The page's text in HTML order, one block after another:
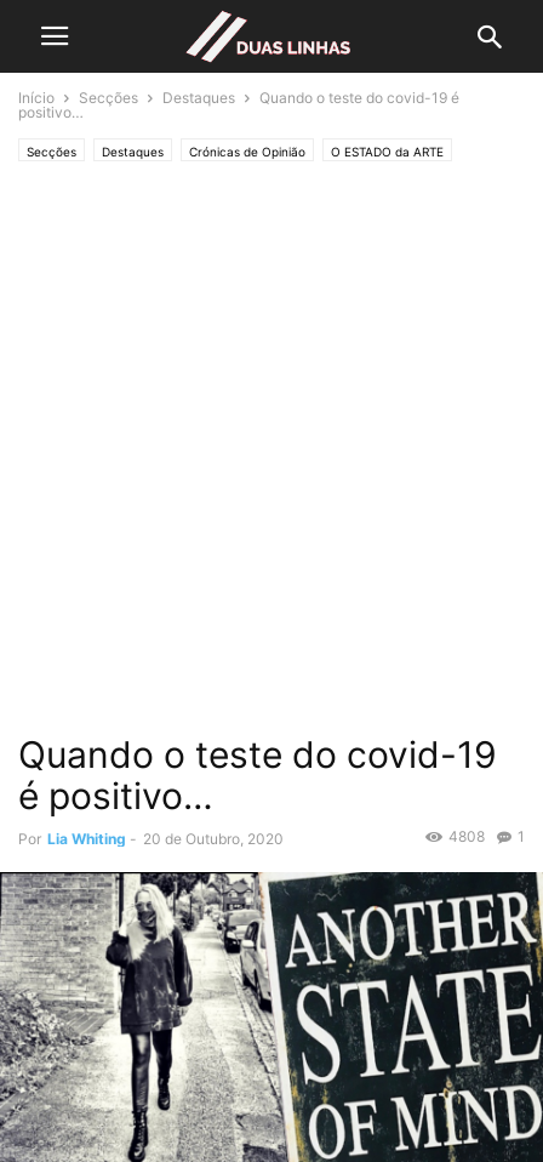
Início Secções Destaques
Quando o teste do covid-19 é
positivo…
Secções Destaques Crónicas de Opinião O ESTADO da ARTE
Quando o teste do covid-19
é positivo…
Por Lia Whiting - 20 de Outubro, 2020 1
4808